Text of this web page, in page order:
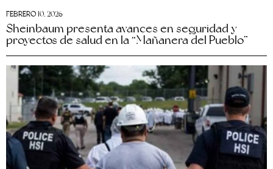
FEBRERO 10, 2026
Sheinbaum presenta avances en seguridad y
proyectos de salud en la “Mañanera del Pueblo”